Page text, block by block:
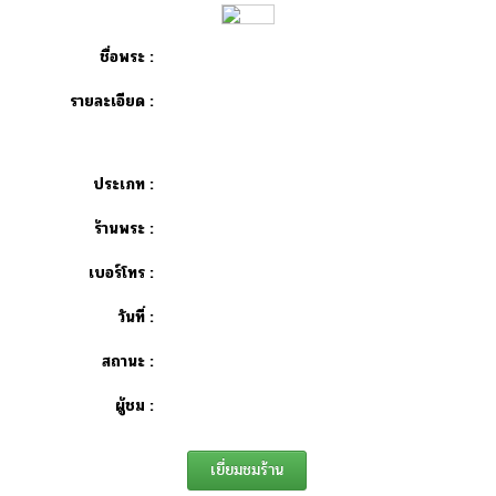
ชื่อพระ :
รายละเอียด :
ประเภท :
ร้านพระ :
เบอร์โทร :
วันที่ :
สถานะ :
ผู้ชม :
เยี่ยมชมร้าน